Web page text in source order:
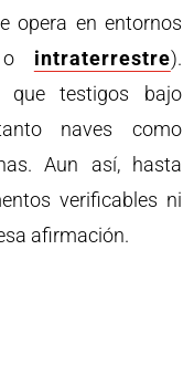
opera en entornos
intraterrestre).
que testigos bajo
naves como
Aun así, hasta
verificables ni
afirmación.